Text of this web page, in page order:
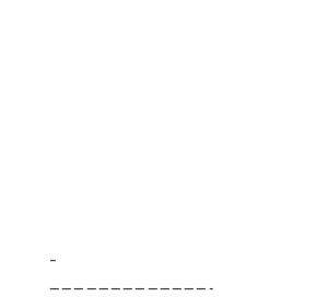
–
—————————————-